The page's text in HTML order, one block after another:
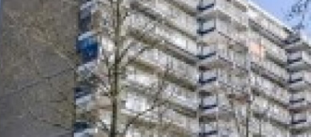
Hoeveel kost het om te
Wat is de
Berekent
Alle veelgestelde vragen